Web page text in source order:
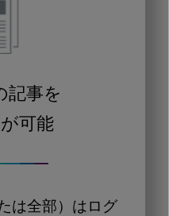
記事を
可能
は全部）はログ